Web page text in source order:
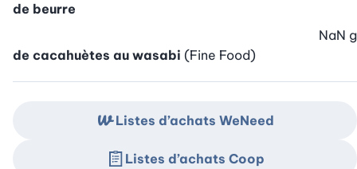
de beurre
de cacahuètes au wasabi (Fine Food)
NaN g
Listes d’achats WeNeed
Listes d’achats Coop